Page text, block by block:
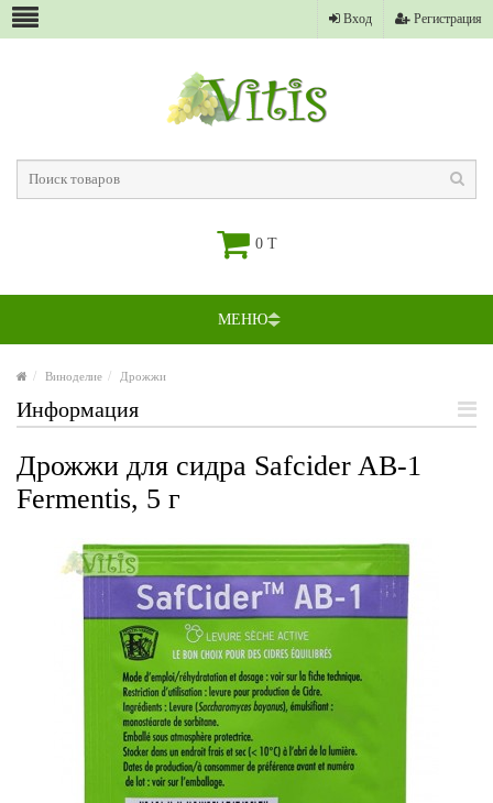
Вход Регистрация
0 T
МЕНЮ
Виноделие Дрожжи
Информация
Дрожжи для сидра Safcider AB-1
Fermentis, 5 г